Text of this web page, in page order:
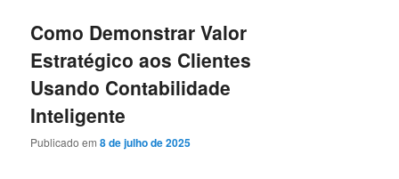
conteúdo
principal
conteúdo
secundário
Como Demonstrar Valor
Estratégico aos Clientes
Usando Contabilidade
Inteligente
Publicado em8 de julho de 2025